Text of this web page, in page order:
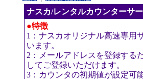
ナスカ/レンタルカウンターサ
●特徴
1：ナスカオリジナル高速専用
います。
2：メールアドレスを登録する
してご登録いただけます。
3：カウンタの初期値が設定可